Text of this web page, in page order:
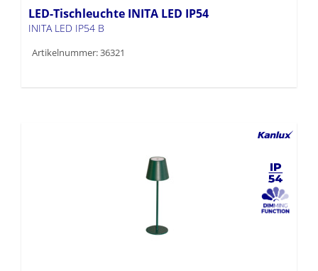
LED-Tischleuchte INITA LED IP54
INITA LED IP54 B
Artikelnummer: 36321